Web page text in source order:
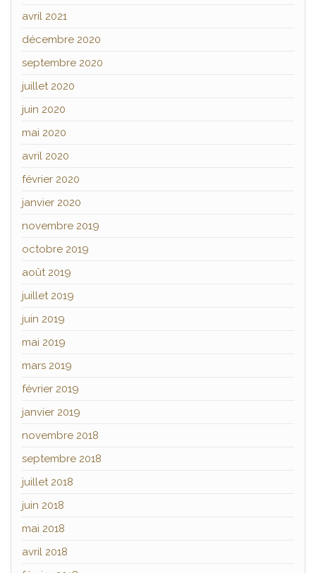
avril 2021
décembre 2020
septembre 2020
juillet 2020
juin 2020
mai 2020
avril 2020
février 2020
janvier 2020
novembre 2019
octobre 2019
août 2019
juillet 2019
juin 2019
mai 2019
mars 2019
février 2019
janvier 2019
novembre 2018
septembre 2018
juillet 2018
juin 2018
mai 2018
avril 2018